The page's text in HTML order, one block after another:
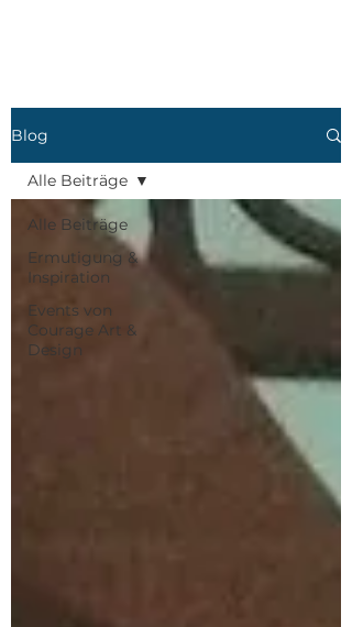
Blog
Alle Beiträge
Ermutigung &
Inspiration
Events von
Courage Art &
Design
Alle Beiträge